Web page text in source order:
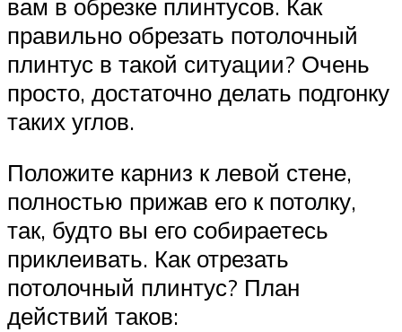
вам в обрезке плинтусов. Как
правильно обрезать потолочный
плинтус в такой ситуации? Очень
просто, достаточно делать подгонку
таких углов.
Положите карниз к левой стене,
полностью прижав его к потолку,
так, будто вы его собираетесь
приклеивать. Как отрезать
потолочный плинтус? План
действий таков: